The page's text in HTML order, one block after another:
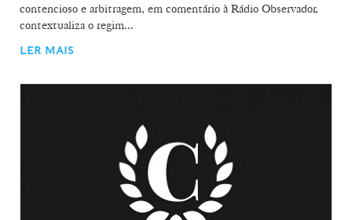
contencioso e arbitragem, em comentário à Rádio Observador,
contextualiza o regim...
LER MAIS